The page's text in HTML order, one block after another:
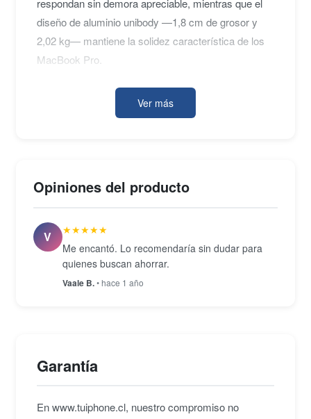
respondan sin demora apreciable, mientras que el
diseño de aluminio unibody —1,8 cm de grosor y
2,02 kg— mantiene la solidez característica de los
MacBook Pro.
En conectividad, el equipo incorpora dos puertos
retroiluminado y el trackpad multitáctil completan
familia Mac reconocerán de inmediato. Disponible
en condición Seminuevo revisado.
Ver más
Opiniones del producto
V
★★★★★
Me encantó. Lo recomendaría sin dudar para
quienes buscan ahorrar.
Vaale B.• hace 1 año
Garantía
En www.tuiphone.cl, nuestro compromiso no